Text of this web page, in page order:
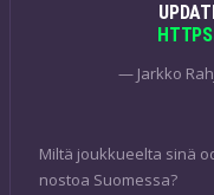
— Jarkko
Miltä joukkueelta sinä
nostoa Suomessa?